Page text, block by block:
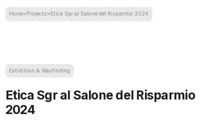
Home>Projects>Etica Sgr al Salone del Risparmio 2024
Etica Sgr al Salone del Risparmio
2024
Exhibition & Wayfinding